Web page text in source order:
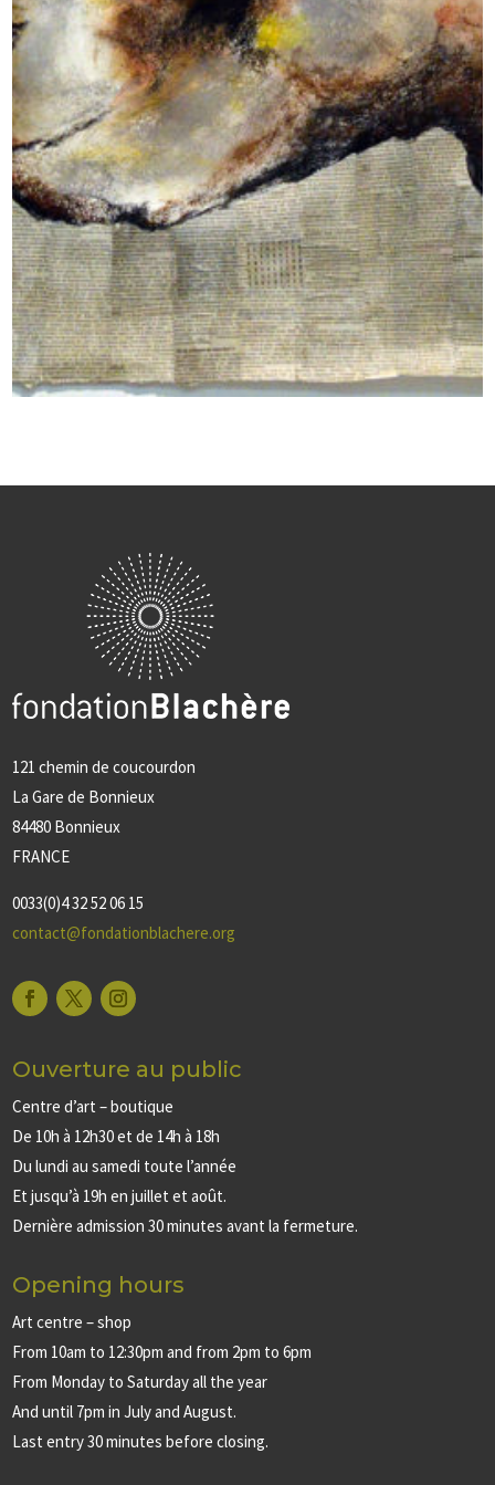
121 chemin de coucourdon
La Gare de Bonnieux
84480 Bonnieux
FRANCE
0033(0)4 32 52 06 15
contact@fondationblachere.org
Ouverture au public
Centre d’art – boutique
De 10h à 12h30 et de 14h à 18h
Du lundi au samedi toute l’année
Et jusqu’à 19h en juillet et août.
Dernière admission 30 minutes avant la fermeture.
Opening hours
Art centre – shop
From 10am to 12:30pm and from 2pm to 6pm
From Monday to Saturday all the year
And until 7pm in July and August.
Last entry 30 minutes before closing.